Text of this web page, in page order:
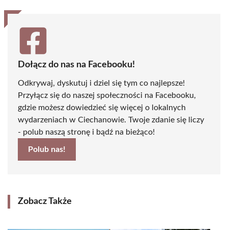
Dołącz do nas na Facebooku!
Odkrywaj, dyskutuj i dziel się tym co najlepsze!
Przyłącz się do naszej społeczności na Facebooku,
gdzie możesz dowiedzieć się więcej o lokalnych
wydarzeniach w Ciechanowie. Twoje zdanie się liczy
- polub naszą stronę i bądź na bieżąco!
Polub nas!
Zobacz Także